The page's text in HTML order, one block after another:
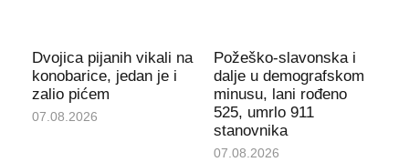
Dvojica pijanih vikali na
konobarice, jedan je i
zalio pićem
07.08.2026
Požeško-slavonska i
dalje u demografskom
minusu, lani rođeno
525, umrlo 911
stanovnika
07.08.2026